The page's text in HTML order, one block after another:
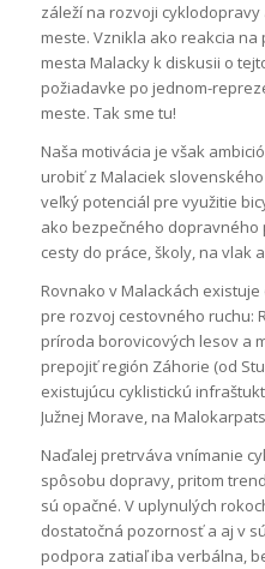
záleží na rozvoji
meste. Vznikla ako reakcia
mesta Malacky k diskusii o
požiadavke po jednom-
meste. Tak sme tu!
Naša motivácia je však
urobiť z Malaciek
veľký potenciál pre využitie
ako bezpečného
cesty do práce, školy, na vlak
Rovnako v Malackách
pre rozvoj cestovného ruchu:
príroda borovicových lesov a
prepojiť región Záhorie (od
existujúcu cyklistickú
Južnej Morave, na
Naďalej pretrváva vnímanie
spôsobu dopravy, pritom
sú opačné. V uplynulých
dostatočná pozornosť a aj v
podpora zatiaľ iba verbálna,